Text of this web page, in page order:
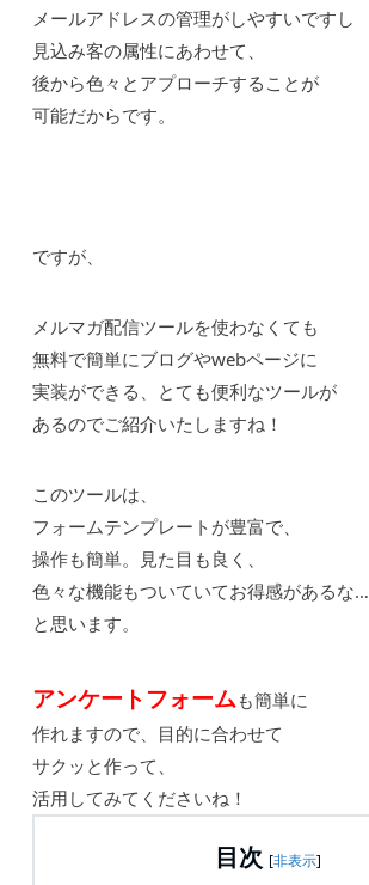
メールアドレスの管理がしやすいですし
見込み客の属性にあわせて、
後から色々とアプローチすることが
可能だからです。
ですが、
メルマガ配信ツールを使わなくても
無料で簡単にブログやwebページに
実装ができる、とても便利なツールが
あるのでご紹介いたしますね！
このツールは、
フォームテンプレートが豊富で、
操作も簡単。見た目も良く、
色々な機能もついていてお得感があるな…
と思います。
アンケートフォームも簡単に
作れますので、目的に合わせて
サクッと作って、
活用してみてくださいね！
目次 [非表示]